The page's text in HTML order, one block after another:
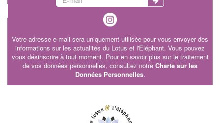
Votre adresse e-mail sera uniquement utilisée pour vous envoyer des
informations sur les actualités du Lotus et l'Eléphant. Vous pouvez
vous désinscrire à tout moment. Pour en savoir plus sur le traitement
de vos données personnelles, consultez notre Charte sur les
Données Personnelles.